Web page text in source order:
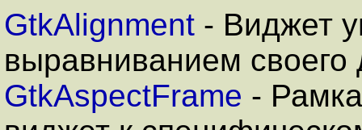
GtkAlignment - Виджет
выравниванием своего
GtkAspectFrame -